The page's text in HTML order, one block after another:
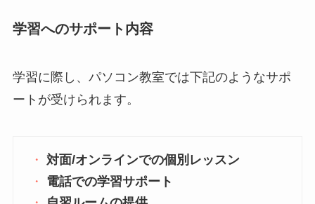
学習へのサポート内容
学習に際し、パソコン教室では下記のようなサポ
ートが受けられます。
対面/オンラインでの個別レッスン
電話での学習サポート